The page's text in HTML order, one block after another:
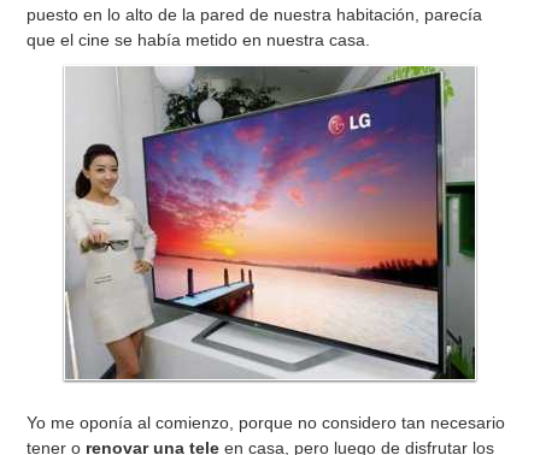
puesto en lo alto de la pared de nuestra habitación, parecía
que el cine se había metido en nuestra casa.
Yo me oponía al comienzo, porque no considero tan necesario
tener o renovar una tele en casa, pero luego de disfrutar los